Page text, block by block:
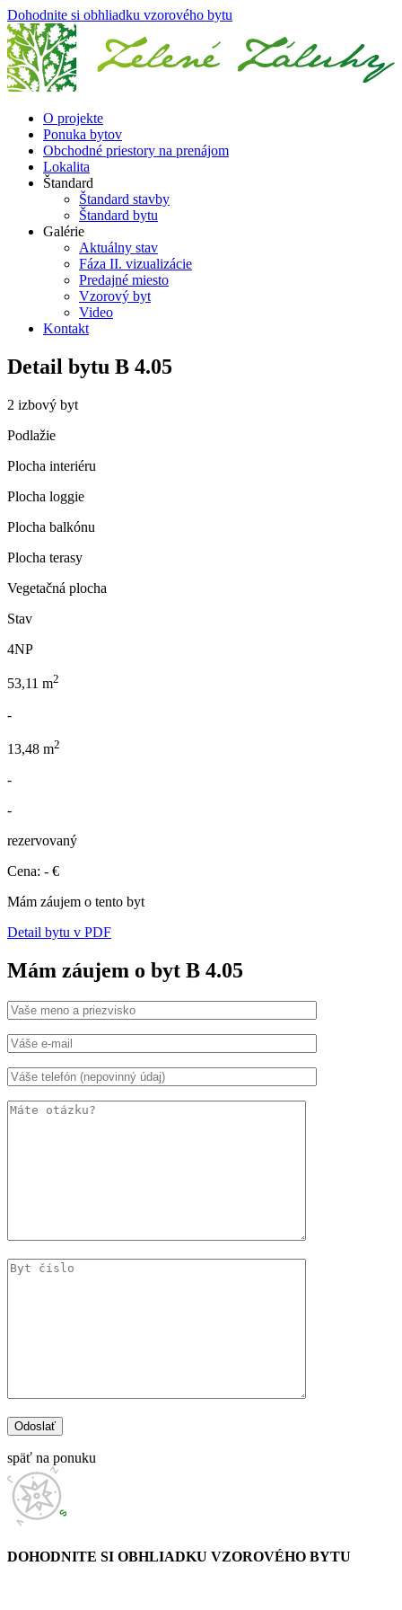
Dohodnite si obhliadku vzorového bytu
O projekte
Ponuka bytov
Obchodné priestory na prenájom
Lokalita
Štandard
Štandard stavby
Štandard bytu
Galérie
Aktuálny stav
Fáza II. vizualizácie
Predajné miesto
Vzorový byt
Video
Kontakt
Detail bytu B 4.05
2 izbový byt
Podlažie
Plocha interiéru
Plocha loggie
Plocha balkónu
Plocha terasy
Vegetačná plocha
Stav
4NP
53,11 m2
-
13,48 m2
-
-
rezervovaný
Cena: - €
Mám záujem o tento byt
Detail bytu v PDF
Mám záujem o byt B 4.05
späť na ponuku
DOHODNITE SI OBHLIADKU VZOROVÉHO BYTU